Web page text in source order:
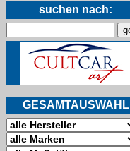
suchen nach:
GESAMTAUSWAHL